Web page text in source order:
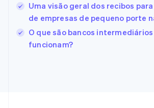
Uma visão geral dos recibos
de empresas de pequeno porte
O que são bancos intermediários
funcionam?
Finlândia
EnglishSvenska
França
Français
Gibraltar